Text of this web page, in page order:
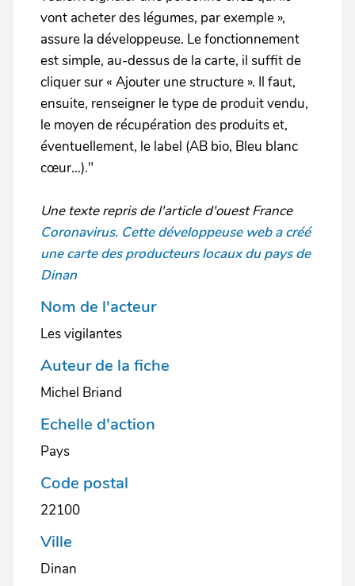
vont acheter des légumes, par exemple »,
assure la développeuse. Le fonctionnement
est simple, au-dessus de la carte, il suffit de
cliquer sur « Ajouter une structure ». Il faut,
ensuite, renseigner le type de produit vendu,
le moyen de récupération des produits et,
éventuellement, le label (AB bio, Bleu blanc
cœur…)."
Une texte repris de l'article d'ouest France
Coronavirus. Cette développeuse web a créé
une carte des producteurs locaux du pays de
Dinan
Nom de l'acteur
Les vigilantes
Auteur de la fiche
Michel Briand
Echelle d'action
Pays
Code postal
22100
Ville
Dinan